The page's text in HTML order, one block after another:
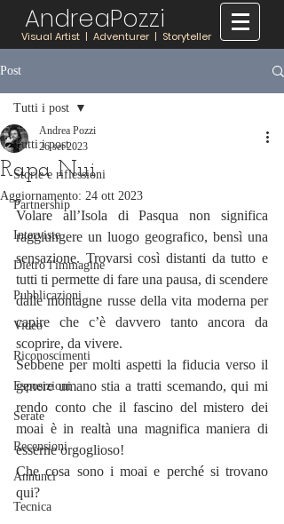
AndreaPozzi
Visual Artist | Adventurer | Storyteller
Post
Tutti i post
Storie e riflessioni
Partnership
Interviste
Dietro l'immagine
Pubblicazioni
Video
Riconoscimenti
Esposizioni
Serate
Recensioni
Annunci
Tecnica
Tutti i post
Rapa Nui
Andrea Pozzi
26 set 2023
Aggiornamento: 24 ott 2023
Volare all’Isola di Pasqua non significa
raggiungere un luogo geografico, bensì una
sensazione. Trovarsi così distanti da tutto e
tutti ti permette di fare una pausa, di scendere
dalle montagne russe della vita moderna per
capire che c’è davvero tanto ancora da
scoprire, da vivere.
Sebbene per molti aspetti la fiducia verso il
genere umano stia a tratti scemando, qui mi
rendo conto che il fascino del mistero dei
moai è in realtà una magnifica maniera di
esserne orgoglioso!
Che cosa sono i moai e perché si trovano
qui?